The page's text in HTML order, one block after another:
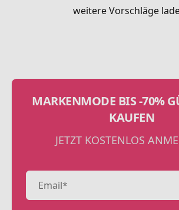
weitere Vorschläge
MARKENMODE BIS -70%
KAUFEN
JETZT KOSTENLOS